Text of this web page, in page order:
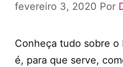
fevereiro 3, 2020 Por
Conheça tudo sobre o
é, para que serve,